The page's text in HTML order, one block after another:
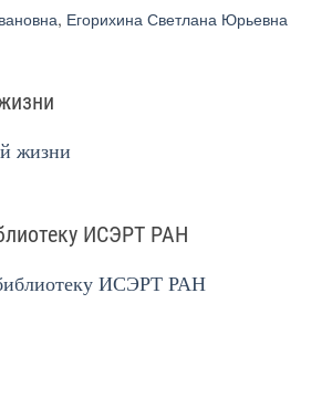
, Егорихина Светлана Юрьевна
жизни
ИСЭРТ РАН
ИСЭРТ РАН